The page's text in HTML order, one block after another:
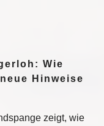
Wie
Hinweise
zeigt, wie